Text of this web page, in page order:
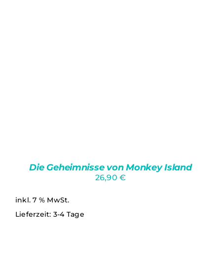
Die Geheimnisse von Monkey Island
26,90€
inkl. 7 % MwSt.
Lieferzeit: 3-4 Tage